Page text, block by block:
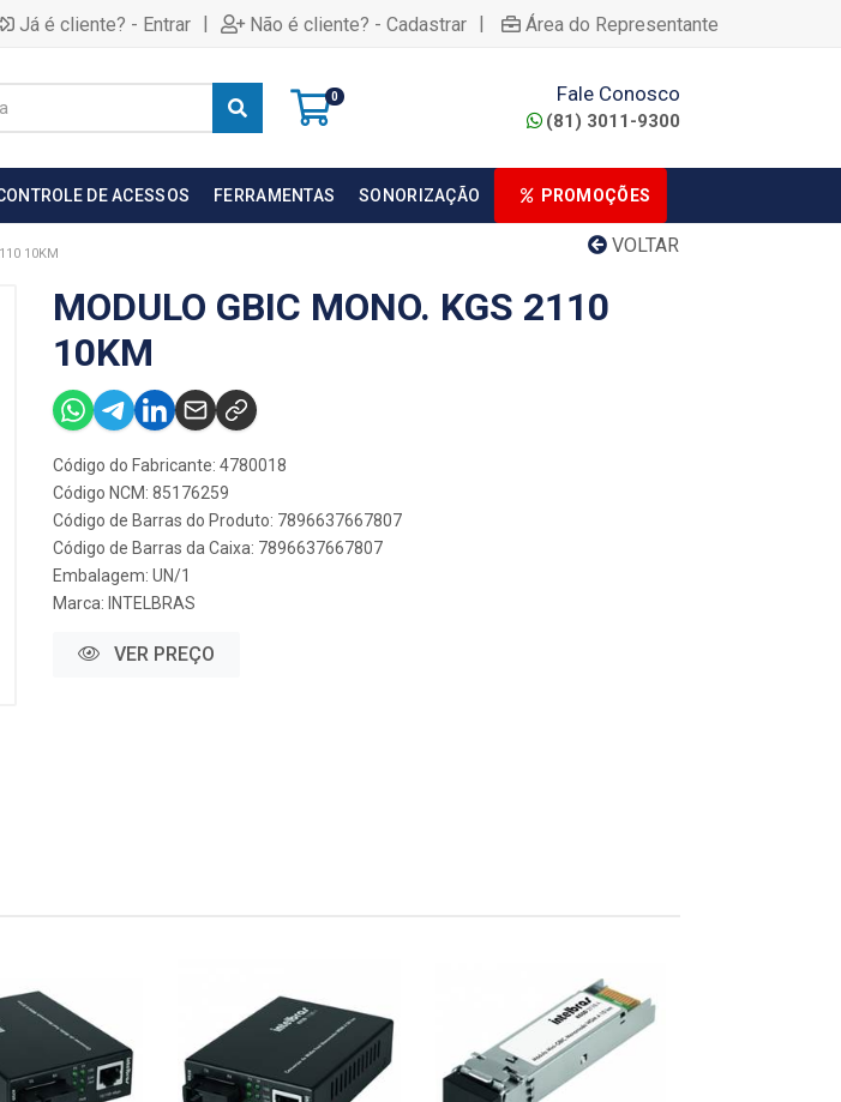
Já é cliente? - Entrar | Não é cliente? - Cadastrar | Área do Representante
0 Fale Conosco
(81) 3011-9300
DE ACESSOS FERRAMENTAS SONORIZAÇÃO PROMOÇÕES
VOLTAR
10KM
MODULO GBIC MONO. KGS 2110
10KM
Código do Fabricante: 4780018
Código NCM: 85176259
Código de Barras do Produto: 7896637667807
Código de Barras da Caixa: 7896637667807
Embalagem: UN/1
Marca: INTELBRAS
VER PREÇO